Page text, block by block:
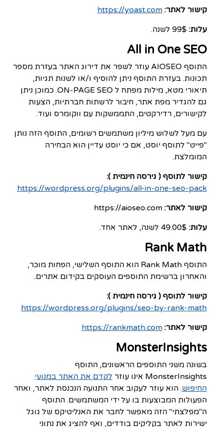
קישור לאתר: https://yoast.com
עלות:
All in One SEO
התוסף AIOSEO עוזר לשפר את דירוג האתר בעזרת מספר
תכונות. בעזרת התוסף ניתן להוסיף ו/או לשנות תגיות,
תיאורי מטא, מילות מפתח ל ON-PAGE SEO. כמוכן ניתן
גם להגדיר מפת אתר, חיבור לרשתות חברתיות, הצעות
לקישורים, רדירקטים, התממשקות עם ווקומרס ועוד.
עם מעל לשלוש מיליון משתמשים רשומים, התוסף הזה נותן
"פייט" לתוסף יוסט, אם כי יוסט עדיין הוא הבחירה
המומלצת.
קישור לתוסף ( גירסה חינמית ):
https://wordpress.org/plugins/all-in-one-seo-pack
קישור לאתר:
עלות:
Rank Math
התוסף Rank Math הוא התוסף השלישי, הפחות מוכר,
והאחרון ברשימת התוספים העוסקים בקידום אתרים.
קישור לתוסף ( גירסה חינמית ):
https://wordpress.org/plugins/seo-by-rank-math
קישור לאתר: https://rankmath.com
MonsterInsights
בשונה משני התוספים הראשונים, התוסף
MonsterInsights אינו עוזר
לקדם את האתר במנועי
החיפוש. הוא עוזר לעקוב אחר התנועה הנכנסת לאתר, ואחר
הפעולות המבוצעות בו על ידי המשתמשים. התוסף
ה"מפלצתי" הזה מאפשר לחבר את האנליטיקס של גוגל
ישירות לאתר בקליקים בודדים, ואף להציג את נתוני